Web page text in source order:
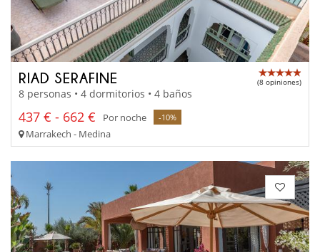
RIAD SERAFINE (8 opiniones)
8 personas • 4 dormitorios • 4 baños
437 € - 662 € Por noche -10%
Marrakech - Medina